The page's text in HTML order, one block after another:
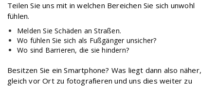
Teilen Sie uns mit in welchen Bereichen Sie sich unwohl
fühlen.
Melden Sie Schäden an Straßen.
Wo fühlen Sie sich als Fußgänger unsicher?
Wo sind Barrieren, die sie hindern?
Besitzen Sie ein Smartphone? Was liegt dann also näher,
gleich vor Ort zu fotografieren und uns dies weiter zu